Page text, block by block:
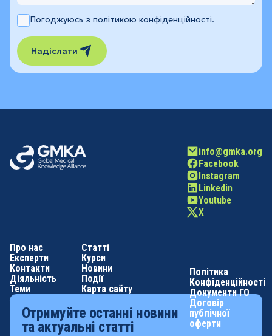
Погоджуюсь з політикою конфіденційності.
Надіслати
Про нас
Експерти
Контакти
Діяльність
Теми
Статті
Курси
Новини
Події
Карта сайту
Facebook
Instagram
Linkedin
Youtube
X
info@gmka.org
Політика
Конфіденційності
Документи ГО
Договір
публічної
оферти
Отримуйте останні новини
та актуальні статті